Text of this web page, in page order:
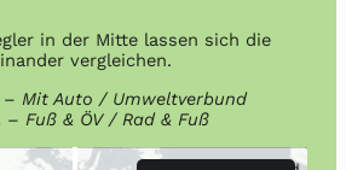
in der Mitte lassen sich die
vergleichen.
– Mit Auto / Umweltverbund
– Fuß & ÖV / Rad & Fuß